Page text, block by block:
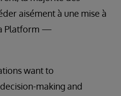
aisément à une mise à
Platform —
want to
making and